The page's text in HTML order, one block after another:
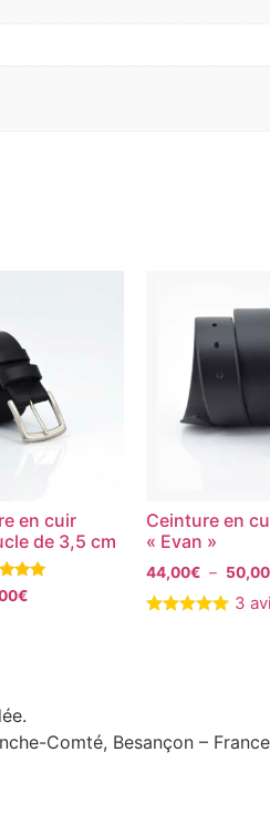
en cuir
de 3,5 cm
€
Ceinture en
« Evan »
44,00€ – 50,00
3
Comté, Besançon –